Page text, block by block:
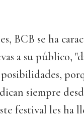
BCB se ha
a su público,
siempre
festival les ha